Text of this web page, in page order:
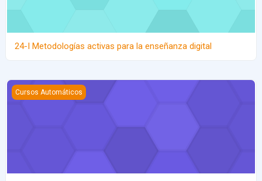
24-I Metodologías activas para la enseñanza digital
24-I Fundamentos teóricos de las modalidades educativas
Cursos Automáticos